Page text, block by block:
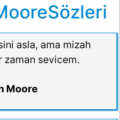
asla, ama mizah
zaman sevicem.
Moore